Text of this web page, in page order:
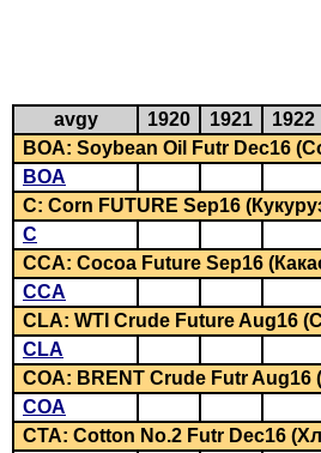
avgy 1920 1921 1922
BOA: Soybean Oil Futr Dec16
BOA
C: Corn FUTURE Sep16
C
CCA: Cocoa Future Sep16
CCA
CLA: WTI Crude Future Aug16
CLA
COA: BRENT Crude Futr
COA
CTA: Cotton No.2 Futr Dec16